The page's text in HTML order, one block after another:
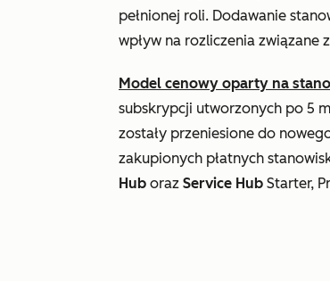
pełnionej roli. Dodawanie
wpływ na rozliczenia związane
Model cenowy oparty na
subskrypcji utworzonych po 5
zostały przeniesione do
zakupionych płatnych
Hub oraz Service Hub Starter,